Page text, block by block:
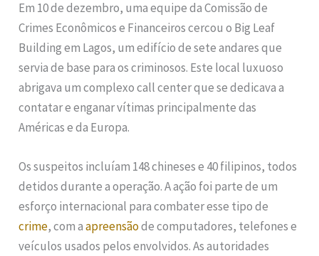
Em 10 de dezembro, uma equipe da Comissão de
Crimes Econômicos e Financeiros cercou o Big Leaf
Building em Lagos, um edifício de sete andares que
servia de base para os criminosos. Este local luxuoso
abrigava um complexo call center que se dedicava a
contatar e enganar vítimas principalmente das
Américas e da Europa.
Os suspeitos incluíam 148 chineses e 40 filipinos, todos
detidos durante a operação. A ação foi parte de um
esforço internacional para combater esse tipo de
crime, com aapreensãode computadores, telefones e
veículos usados pelos envolvidos. As autoridades